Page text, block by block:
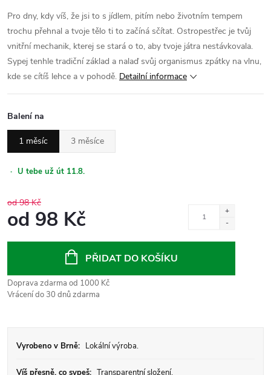
Pro dny, kdy víš, že jsi to s jídlem, pitím nebo životním tempem
trochu přehnal a tvoje tělo ti to začíná sčítat. Ostropestřec je tvůj
vnitřní mechanik, kterej se stará o to, aby tvoje játra nestávkovala.
Sypej tenhle tradiční základ a nalaď svůj organismus zpátky na vlnu,
kde se cítíš lehce a v pohodě. Detailní informace
Balení na
1 měsíc 3 měsíce
· U tebe už út 11.8.
od 98 Kč
od 98 Kč
PŘIDAT DO KOŠÍKU
Doprava zdarma od 1000 Kč
Vrácení do 30 dnů zdarma
Vyrobeno v Brně: Lokální výroba.
Víš přesně, co sypeš: Transparentní složení.